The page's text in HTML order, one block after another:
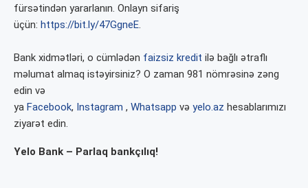
fürsətindən yararlanın. Onlayn sifariş
üçün: https://bit.ly/47GgneE.
Bank xidmətləri, o cümlədən faizsiz kredit ilə bağlı ətraflı
məlumat almaq istəyirsiniz? O zaman 981 nömrəsinə zəng
edin və
ya Facebook, Instagram , Whatsapp və yelo.az hesablarımızı
ziyarət edin.
Yelo Bank – Parlaq bankçılıq!